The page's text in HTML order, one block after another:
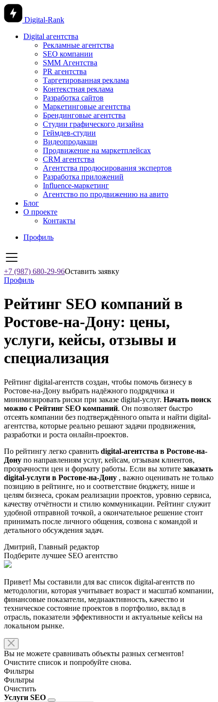
Digital-Rank
Digital агентства
Рекламные агентства
SEO компании
SMM Агентства
PR агентства
Таргетированная реклама
Контекстная реклама
Разработка сайтов
Маркетинговые агентства
Брендинговые агентства
Студии графического дизайна
Геймдев-студии
Видеопродакшн
Продвижение на маркетплейсах
CRM агентства
Агентства продюсирования экспертов
Разработка приложений
Influence-маркетинг
Агентство по продвижению на авито
Блог
О проекте
Контакты
Профиль
+7 (987) 680-29-96Оставить заявку
Профиль
Рейтинг SEO компаний в
Ростове-на-Дону: цены,
услуги, кейсы, отзывы и
специализация
Рейтинг digital-агентств создан, чтобы помочь бизнесу в
Ростове-на-Дону выбрать надёжного подрядчика и
минимизировать риски при заказе digital-услуг. Начать поиск
можно с Рейтинг SEO компаний. Он позволяет быстро
отсеять компании без подтверждённого опыта и найти digital-
агентства, которые реально решают задачи продвижения,
разработки и роста онлайн-проектов.
По рейтингу легко сравнить digital-агентства в Ростове-на-
Дону по направлениям услуг, кейсам, отзывам клиентов,
прозрачности цен и формату работы. Если вы хотите заказать
digital-услуги в Ростове-на-Дону , важно оценивать не только
позицию в рейтинге, но и соответствие бюджету, нише и
целям бизнеса, срокам реализации проектов, уровню сервиса,
качеству отчётности и стилю коммуникации. Рейтинг служит
удобной отправной точкой, а окончательное решение стоит
принимать после личного общения, созвона с командой и
детального обсуждения задач.
Дмитрий, Главный редактор
Подберите лучшее SEO агентство
Привет! Мы составили для вас список digital-агентств по
методологии, которая учитывает возраст и масштаб компании,
финансовые показатели, медиаактивность, качество и
техническое состояние проектов в портфолио, вклад в
отрасль, показатели эффективности и актуальные кейсы на
локальном рынке.
Вы не можете сравнивать объекты разных сегментов!
Очистите список и попробуйте снова.
Фильтры
Фильтры
Очистить
Услуги SEO